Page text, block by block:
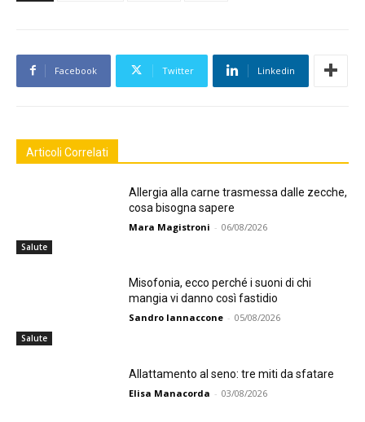
Facebook Twitter Linkedin
Articoli Correlati
Salute
Allergia alla carne trasmessa dalle zecche,
cosa bisogna sapere
Mara Magistroni - 06/08/2026
Salute
Misofonia, ecco perché i suoni di chi
mangia vi danno così fastidio
Sandro Iannaccone - 05/08/2026
Allattamento al seno: tre miti da sfatare
Elisa Manacorda - 03/08/2026